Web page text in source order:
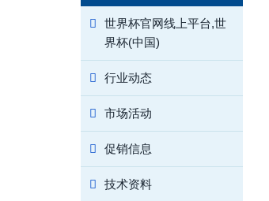
世界杯官网线上平台,世
界杯(中国)
行业动态
市场活动
促销信息
技术资料